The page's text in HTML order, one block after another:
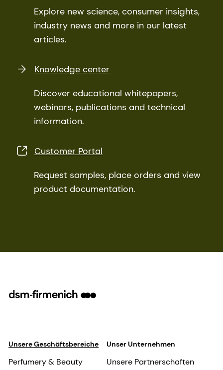
Explore new science, consumer insights,
industry news and more in our latest
articles.
Knowledge center
Discover educational whitepapers,
webinars, publications and technical
information.
Customer Portal
Request samples, place orders and view
product documentation.
Unsere Geschäftsbereiche
Perfumery & Beauty
Unser Unternehmen
Unsere Partnerschaften